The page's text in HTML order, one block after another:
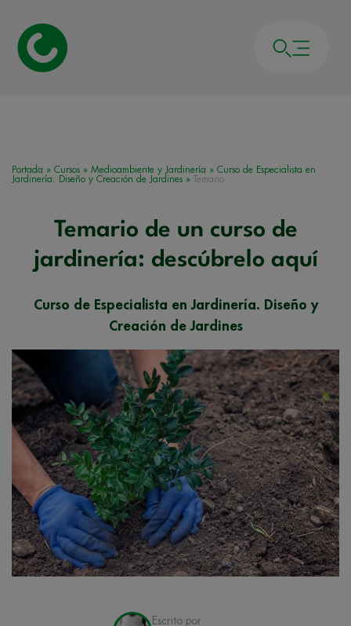
Portada » Cursos » Medioambiente y Jardinería » Curso de Especialista en
Jardinería. Diseño y Creación de Jardines » Temario
Temario de un curso de
jardinería: descúbrelo aquí
Curso de Especialista en Jardinería. Diseño y
Creación de Jardines
Escrito por